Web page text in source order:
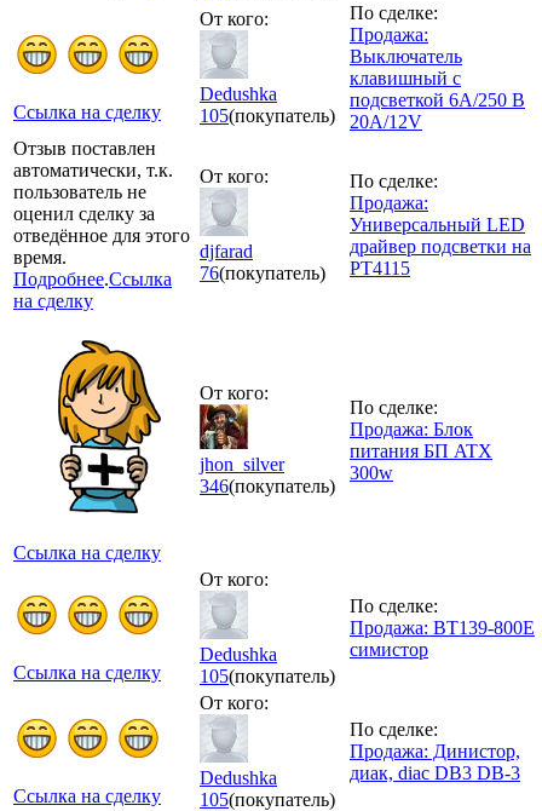
Ссылка на сделку
От кого:
Dedushka
105(покупатель)
По сделке:
Продажа:
Выключатель
клавишный с
подсветкой 6A/250 В
20A/12V
Отзыв поставлен
автоматически, т.к.
пользователь не
оценил сделку за
отведённое для этого
время.
Подробнее.Ссылка
на сделку
От кого:
djfarad
76(покупатель)
По сделке:
Продажа:
Универсальный LED
драйвер подсветки на
PT4115
Ссылка на сделку
От кого:
jhon_silver
346(покупатель)
По сделке:
Продажа: Блок
питания БП ATX
300w
Ссылка на сделку
От кого:
Dedushka
105(покупатель)
По сделке:
Продажа: BT139-800E
симистор
Ссылка на сделку
От кого:
Dedushka
105(покупатель)
По сделке:
Продажа: Динистор,
диак, diac DB3 DB-3